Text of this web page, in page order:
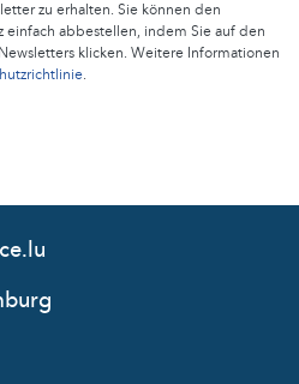
zu erhalten. Sie können den
einfach abbestellen, indem Sie auf den
klicken. Weitere Informationen
.